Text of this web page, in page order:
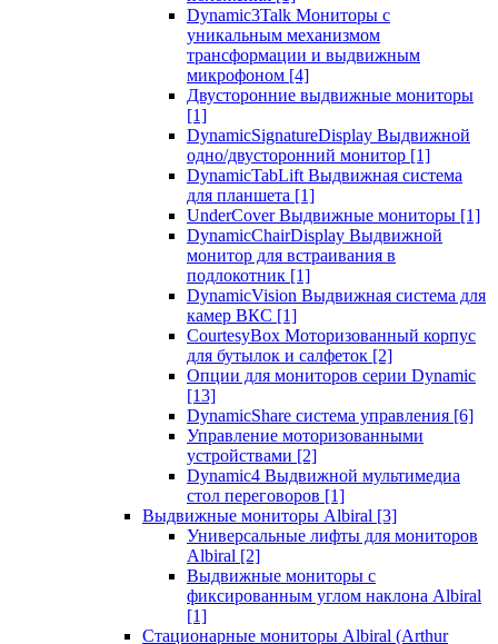
Dynamic3Talk Мониторы с
уникальным механизмом
трансформации и выдвижным
микрофоном [4]
Двусторонние выдвижные мониторы
[1]
DynamicSignatureDisplay Выдвижной
одно/двусторонний монитор [1]
DynamicTabLift Выдвижная система
для планшета [1]
UnderCover Выдвижные мониторы [1]
DynamicChairDisplay Выдвижной
монитор для встраивания в
подлокотник [1]
DynamicVision Выдвижная система для
камер ВКС [1]
CourtesyBox Моторизованный корпус
для бутылок и салфеток [2]
Опции для мониторов серии Dynamic
[13]
DynamicShare система управления [6]
Управление моторизованными
устройствами [2]
Dynamic4 Выдвижной мультимедиа
стол переговоров [1]
Выдвижные мониторы Albiral [3]
Универсальные лифты для мониторов
Albiral [2]
Выдвижные мониторы с
фиксированным углом наклона Albiral
[1]
Стационарные мониторы Albiral (Arthur